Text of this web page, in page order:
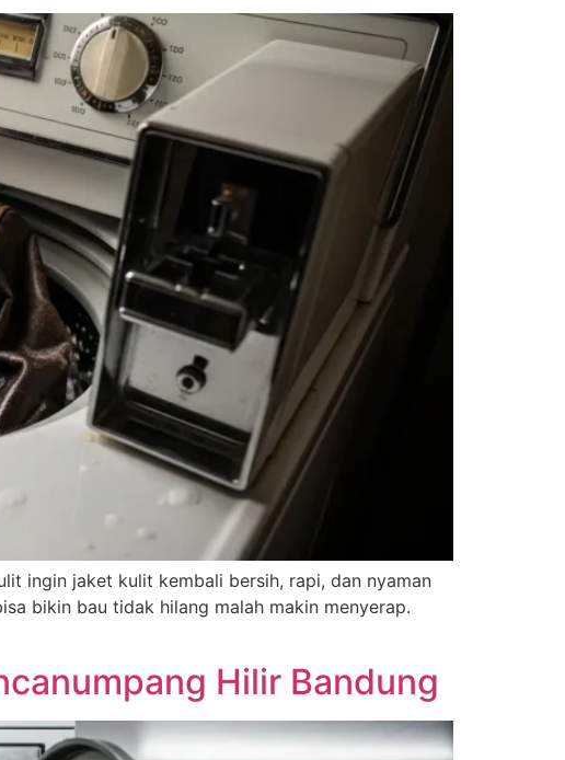
ingin jaket kulit kembali bersih, rapi, dan nyaman
bikin bau tidak hilang malah makin menyerap.
Hilir Bandung